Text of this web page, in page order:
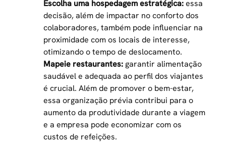
Escolha uma hospedagem estratégica:essa
decisão, além de impactar no conforto dos
colaboradores, também pode influenciar na
proximidade com os locais de interesse,
otimizando o tempo de deslocamento.
Mapeie restaurantes: garantir alimentação
saudável e adequada ao perfil dos viajantes
é crucial. Além de promover o bem-estar,
essa organização prévia contribui para o
aumento da produtividade durante a viagem
e a empresa pode economizar com os
custos de refeições.